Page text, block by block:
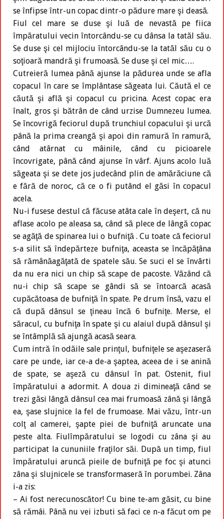
se înfipse într-un copac dintr-o pădure mare şi deasă.
Fiul cel mare se duse şi luă de nevastă pe fiica
împăratului vecin întorcându-se cu dânsa la tatăl său.
Se duse şi cel mijlociu întorcându-se la tatăl său cu o
soţioară mandră şi frumoasă. Se duse şi cel mic….
Cutreieră lumea până ajunse la pădurea unde se afla
copacul în care se împlântase săgeata lui. Căută el ce
căută şi află şi copacul cu pricina. Acest copac era
înalt, gros şi bătrân de când urzise Dumnezeu lumea.
Se încovrigă feciorul după trunchiul copacului şi urcă
până la prima creangă şi apoi din ramură în ramură,
când atârnat cu mâinile, când cu picioarele
încovrigate, până când ajunse în vârf. Ajuns acolo luă
săgeata şi se dete jos judecând plin de amărăciune că
e fără de noroc, că ce o fi putând el găsi în copacul
acela.
Nu-i fusese destul că făcuse atâta cale în deşert, că nu
aflase acolo pe aleasa sa, când să plece de lângă copac
se agăţă de spinarea lui o bufniţă . Cu toate că feciorul
s-a silit să îndepărteze bufniţa, aceasta se încăpăţâna
să rămânăagăţată de spatele său. Se suci el se învârti
da nu era nici un chip să scape de pacoste. Văzând că
nu-i chip să scape se gândi să se întoarcă acasă
cupăcătoasa de bufniţă în spate. Pe drum însă, vazu el
că după dânsul se ţineau încă 6 bufniţe. Merse, el
săracul, cu bufniţa în spate şi cu alaiul după dânsul şi
se întâmplă să ajungă acasă seara.
Cum intră în odăile sale prinţul, bufniţele se aşezaseră
care pe unde, iar ce-a de-a şaptea, aceea de i se anină
de spate, se aşeză cu dânsul în pat. Ostenit, fiul
împăratului a adormit. A doua zi dimineaţă când se
trezi găsi lângă dânsul cea mai frumoasă zână şi lângă
ea, şase slujnice la fel de frumoase. Mai văzu, într-un
colţ al camerei, şapte piei de bufniţă aruncate una
peste alta. Fiulîmpăratului se logodi cu zâna şi au
participat la cununiile fraţilor săi. După un timp, fiul
împăratului aruncă pieile de bufniţă pe foc şi atunci
zâna şi slujnicele se transformaseră în porumbei. Zâna
i-a zis:
– Ai fost nerecunoscător! Cu bine te-am găsit, cu bine
să rămâi. Până nu vei izbuti să faci ce n-a făcut om pe